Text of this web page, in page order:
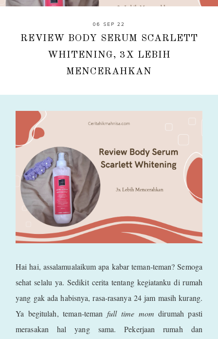
06 SEP 22
REVIEW BODY SERUM SCARLETT
WHITENING, 3X LEBIH
MENCERAHKAN
Hai hai, assalamualaikum apa kabar teman-teman? Semoga
sehat selalu ya. Sedikit cerita tentang kegiatanku di rumah
yang gak ada habisnya, rasa-rasanya 24 jam masih kurang.
Ya begitulah, teman-teman full time momdirumah pasti
merasakan hal yang sama. Pekerjaan rumah dan